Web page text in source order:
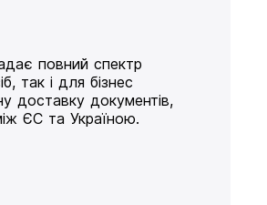
повний спектр
так і для бізнес
доставку документів,
ЄС та Україною.